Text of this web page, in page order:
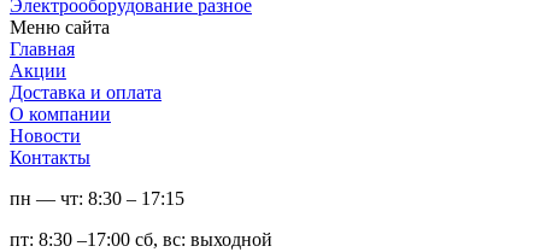
Электрооборудование разное
Меню сайта
Главная
Акции
Доставка и оплата
О компании
Новости
Контакты
пн — чт: 8:30 – 17:15
пт: 8:30 –17:00 сб, вс: выходной